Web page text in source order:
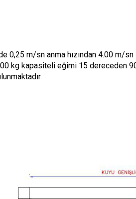
0,25 m/sn anma hızından 4.00 m/sn
kg kapasiteli eğimi 15 dereceden